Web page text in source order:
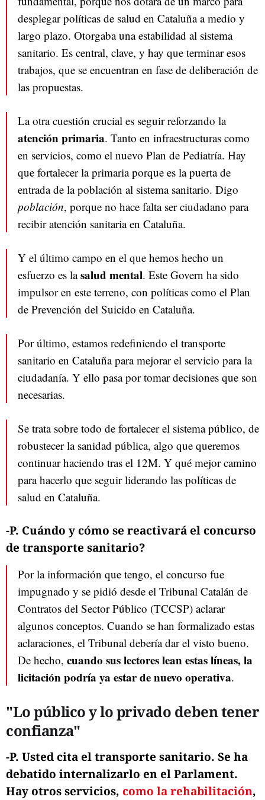
desplegar políticas de salud en Cataluña a medio y
largo plazo. Otorgaba una estabilidad al sistema
sanitario. Es central, clave, y hay que terminar esos
trabajos, que se encuentran en fase de deliberación de
las propuestas.
La otra cuestión crucial es seguir reforzando la
atención primaria. Tanto en infraestructuras como
en servicios, como el nuevo Plan de Pediatría. Hay
que fortalecer la primaria porque es la puerta de
entrada de la población al sistema sanitario. Digo
población, porque no hace falta ser ciudadano para
recibir atención sanitaria en Cataluña.
Y el último campo en el que hemos hecho un
esfuerzo es lasalud mental. Este Govern ha sido
impulsor en este terreno, con políticas como el Plan
de Prevención del Suicido en Cataluña.
Por último, estamos redefiniendo el transporte
sanitario en Cataluña para mejorar el servicio para la
ciudadanía. Y ello pasa por tomar decisiones que son
necesarias.
Se trata sobre todo de fortalecer el sistema público, de
robustecer la sanidad pública, algo que queremos
continuar haciendo tras el 12M. Y qué mejor camino
para hacerlo que seguir liderando las políticas de
salud en Cataluña.
-P. Cuándo y cómo se reactivará el concurso
de transporte sanitario?
Por la información que tengo, el concurso fue
impugnado y se pidió desde el Tribunal Catalán de
Contratos del Sector Público (TCCSP) aclarar
algunos conceptos. Cuando se han formalizado estas
aclaraciones, el Tribunal debería dar el visto bueno.
De hecho, cuando sus lectores lean estas líneas, la
licitación podría ya estar de nuevo operativa.
"Lo público y lo privado deben tener
confianza"
-P. Usted cita el transporte sanitario. Se ha
debatido internalizarlo en el Parlament.
Hay otros servicios, como la rehabilitación,